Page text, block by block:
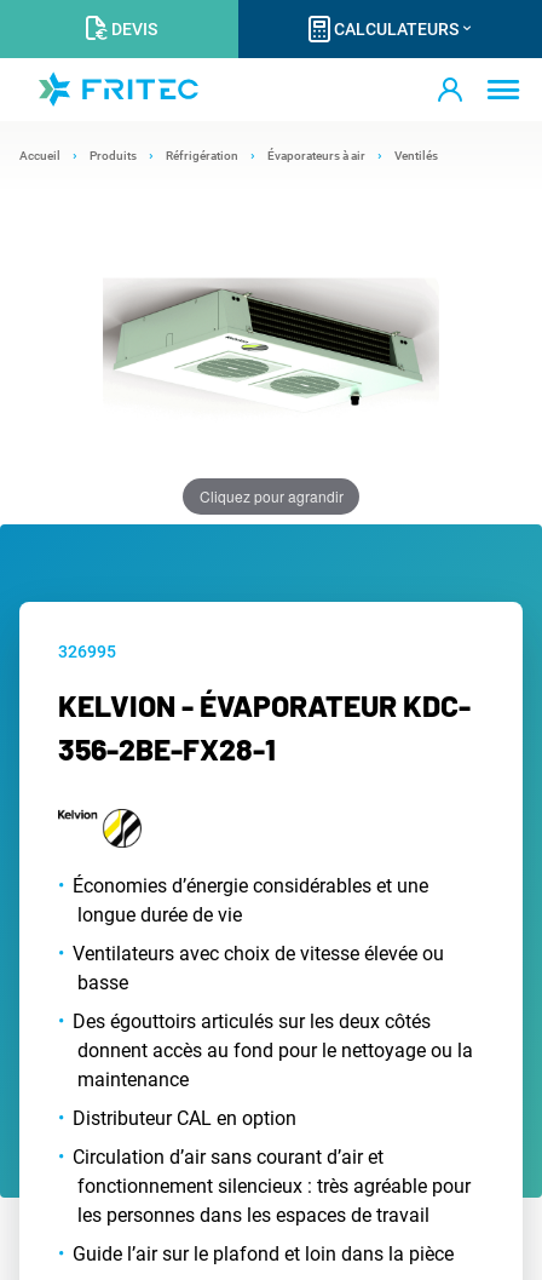
DEVIS CALCULATEURS
Accueil Produits Réfrigération Évaporateurs à air Ventilés
Cliquez pour agrandir
326995
KELVION - ÉVAPORATEUR KDC-
356-2BE-FX28-1
Économies d’énergie considérables et une
longue durée de vie
Ventilateurs avec choix de vitesse élevée ou
basse
Des égouttoirs articulés sur les deux côtés
donnent accès au fond pour le nettoyage ou la
maintenance
Distributeur CAL en option
Circulation d’air sans courant d’air et
fonctionnement silencieux : très agréable pour
les personnes dans les espaces de travail
Guide l’air sur le plafond et loin dans la pièce